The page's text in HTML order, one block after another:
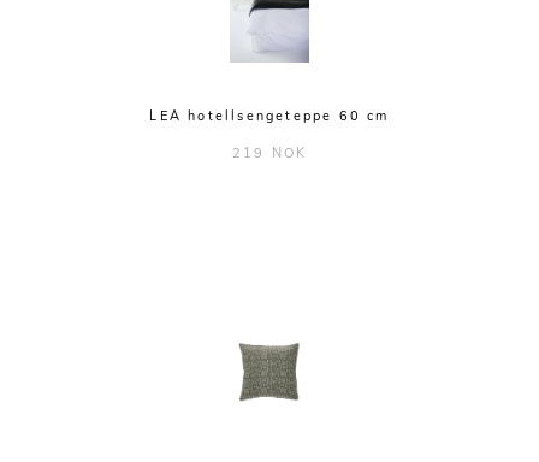
LEA hotellsengeteppe 60 cm
219 NOK